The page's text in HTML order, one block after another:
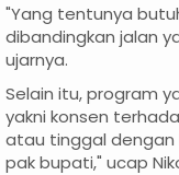
"Yang tentunya
dibandingkan jalan
ujarnya.
Selain itu, program
yakni konsen
atau tinggal dengan
pak bupati," ucap